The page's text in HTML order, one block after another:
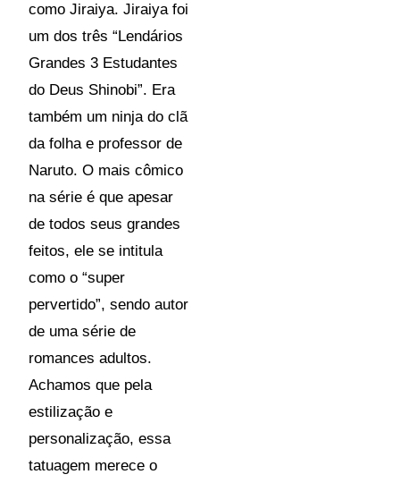
como Jiraiya. Jiraiya foi
um dos três “Lendários
Grandes 3 Estudantes
do Deus Shinobi”. Era
também um ninja do clã
da folha e professor de
Naruto. O mais cômico
na série é que apesar
de todos seus grandes
feitos, ele se intitula
como o “super
pervertido”, sendo autor
de uma série de
romances adultos.
Achamos que pela
estilização e
personalização, essa
tatuagem merece o